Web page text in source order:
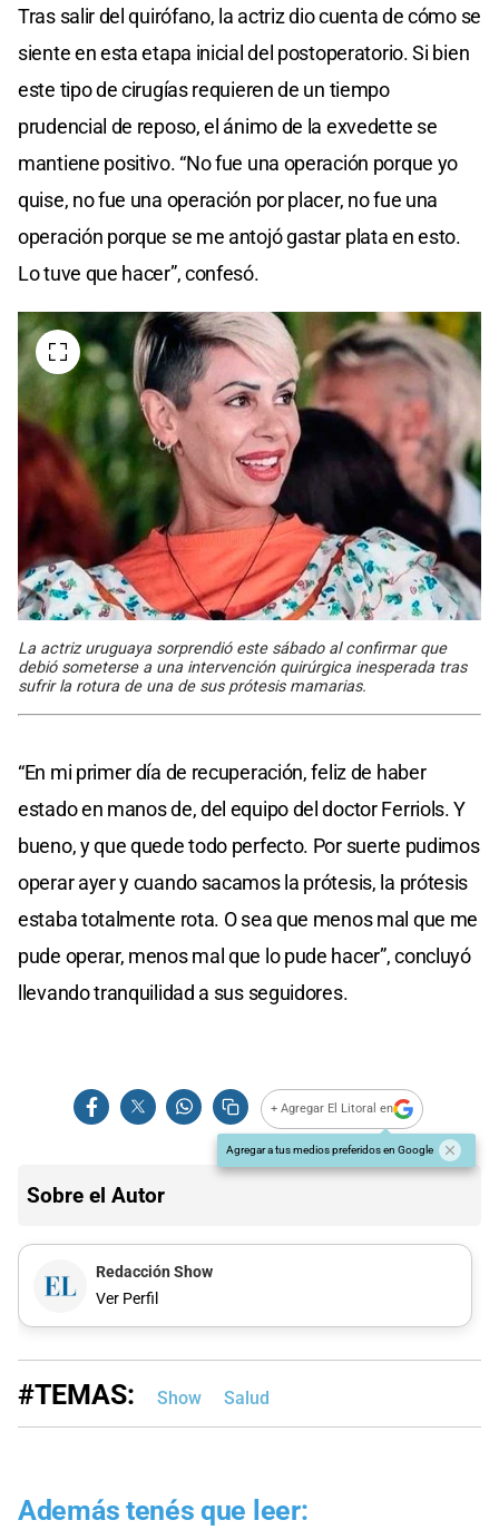
Tras salir del quirófano, la actriz dio cuenta de cómo se
siente en esta etapa inicial del postoperatorio. Si bien
este tipo de cirugías requieren de un tiempo
prudencial de reposo, el ánimo de la exvedette se
mantiene positivo. “No fue una operación porque yo
quise, no fue una operación por placer, no fue una
operación porque se me antojó gastar plata en esto.
Lo tuve que hacer”, confesó.
La actriz uruguaya sorprendió este sábado al confirmar que
debió someterse a una intervención quirúrgica inesperada tras
sufrir la rotura de una de sus prótesis mamarias.
“En mi primer día de recuperación, feliz de haber
estado en manos de, del equipo del doctor Ferriols. Y
bueno, y que quede todo perfecto. Por suerte pudimos
operar ayer y cuando sacamos la prótesis, la prótesis
estaba totalmente rota. O sea que menos mal que me
pude operar, menos mal que lo pude hacer”, concluyó
llevando tranquilidad a sus seguidores.
+ Agregar El Litoral en
Agregar a tus medios preferidos en Google
Sobre el Autor
Redacción Show
Ver Perfil
#TEMAS: Show Salud
Además tenés que leer: